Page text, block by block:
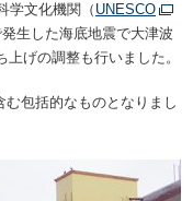
学文化機関（UNESCO
生した海底地震で大津波
げの調整も行いました。
包括的なものとなりまし